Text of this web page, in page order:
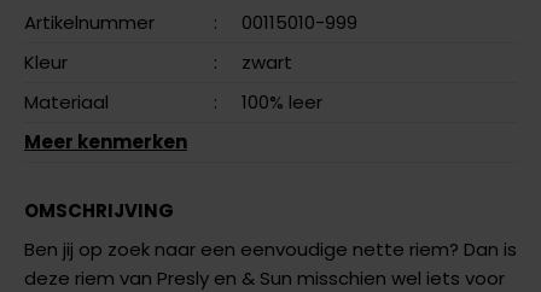
Artikelnummer
:
00115010-999
Kleur
:
zwart
Materiaal
:
100% leer
Meer kenmerken
OMSCHRIJVING
Ben jij op zoek naar een eenvoudige nette riem? Dan is
deze riem van Presly en & Sun misschien wel iets voor